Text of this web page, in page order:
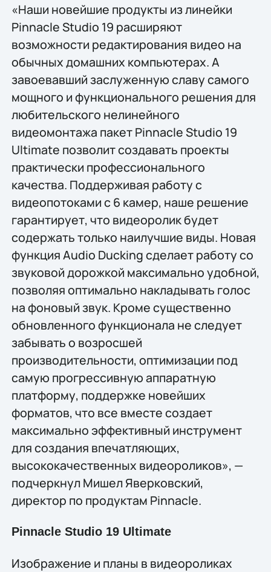
«Наши новейшие продукты из линейки
Pinnacle Studio 19 расширяют
возможности редактирования видео на
обычных домашних компьютерах. А
завоевавший заслуженную славу самого
мощного и функционального решения для
любительского нелинейного
видеомонтажа пакет Pinnacle Studio 19
Ultimate позволит создавать проекты
практически профессионального
качества. Поддерживая работу с
видеопотоками с 6 камер, наше решение
гарантирует, что видеоролик будет
содержать только наилучшие виды. Новая
функция Audio Ducking сделает работу со
звуковой дорожкой максимально удобной,
позволяя оптимально накладывать голос
на фоновый звук. Кроме существенно
обновлeнного функционала не следует
забывать о возросшей
производительности, оптимизации под
самую прогрессивную аппаратную
платформу, поддержке новейших
форматов, что всe вместе создаeт
максимально эффективный инструмент
для создания впечатляющих,
высококачественных видеороликов», —
подчеркнул Мишел Яверковский,
директор по продуктам Pinnacle.
Pinnacle Studio 19 Ultimate
Изображение и планы в видеороликах